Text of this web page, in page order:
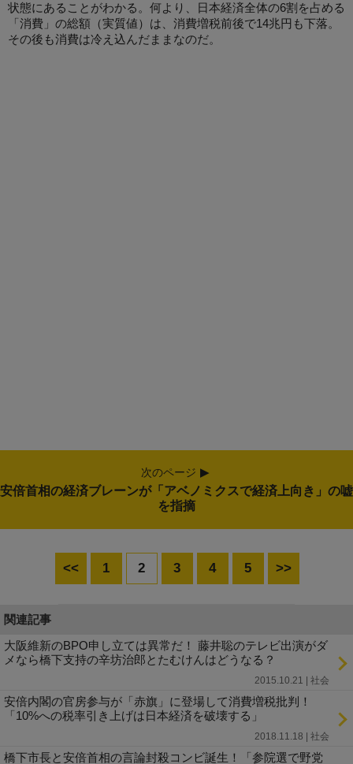
状態にあることがわかる。何より、日本経済全体の6割を占める
「消費」の総額（実質値）は、消費増税前後で14兆円も下落。
その後も消費は冷え込んだままなのだ。
次のページ
安倍首相の経済ブレーンが「アベノミクスで経済上向き」の嘘
を指摘
<< 1 2 3 4 5 >>
関連記事
大阪維新のBPO申し立ては異常だ！ 藤井聡のテレビ出演がダ
メなら橋下支持の辛坊治郎とたむけんはどうなる？
2015.10.21 | 社会
安倍内閣の官房参与が「赤旗」に登場して消費増税批判！
「10%への税率引き上げは日本経済を破壊する」
2018.11.18 | 社会
橋下市長と安倍首相の言論封殺コンビ誕生！「参院選で野党